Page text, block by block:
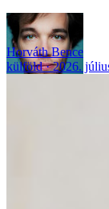
Horváth Bence
külföld
2026.